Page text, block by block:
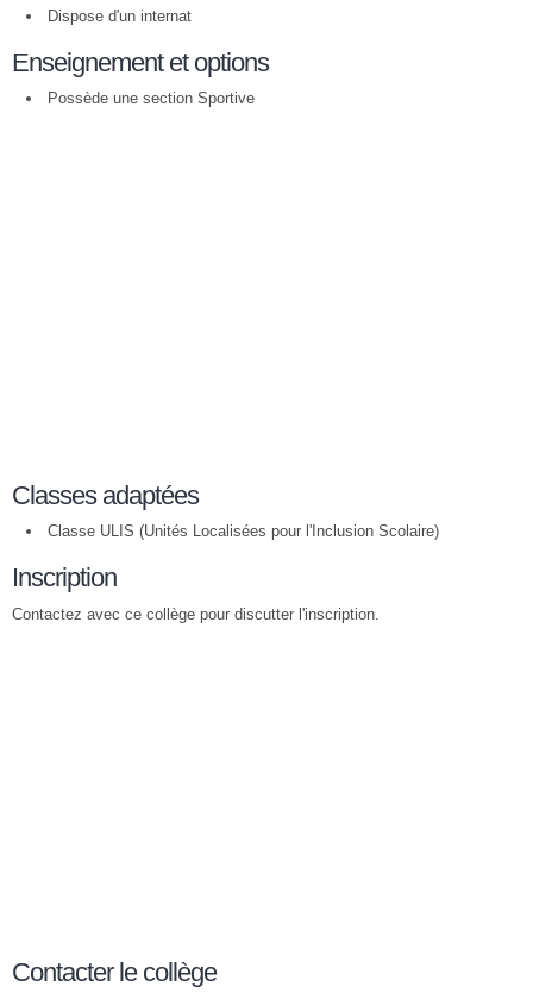
Dispose d'un internat
Enseignement et options
Possède une section Sportive
Classes adaptées
Classe ULIS (Unités Localisées pour l'Inclusion Scolaire)
Inscription
Contactez avec ce collège pour discutter l'inscription.
Contacter le collège